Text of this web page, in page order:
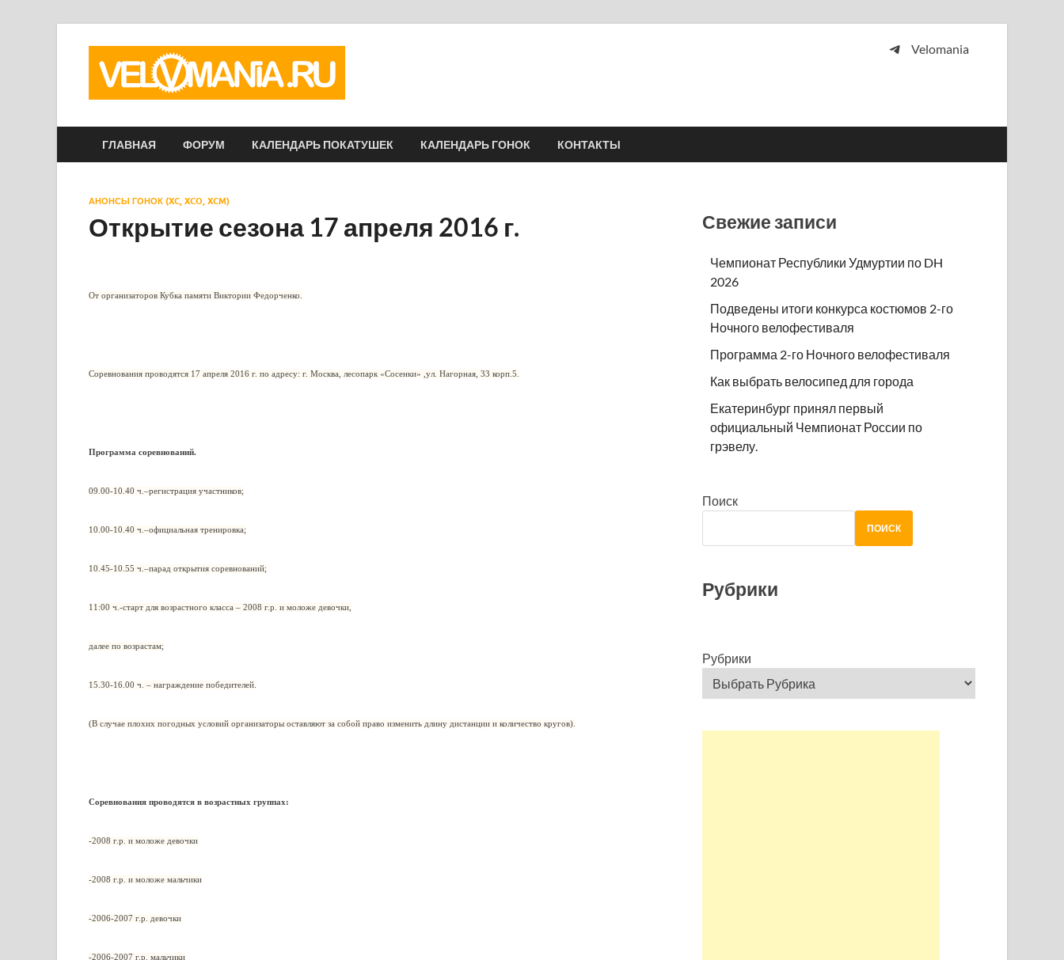
Velomania
ГЛАВНАЯ ФОРУМ КАЛЕНДАРЬ ПОКАТУШЕК КАЛЕНДАРЬ ГОНОК КОНТАКТЫ
АНОНСЫ ГОНОК (XC, XCO, XCM)
Открытие сезона 17 апреля 2016 г.
От организаторов Кубка памяти Виктории Федорченко.
Соревнования проводятся 17 апреля 2016 г. по адресу: г. Москва, лесопарк «Сосенки» ,ул. Нагорная, 33 корп.5.
Программа соревнований.
09.00-10.40 ч.–регистрация участников;
10.00-10.40 ч.–официальная тренировка;
10.45-10.55 ч.–парад открытия соревнований;
11:00 ч.-старт для возрастного класса – 2008 г.р. и моложе девочки,
далее по возрастам;
15.30-16.00 ч. – награждение победителей.
(В случае плохих погодных условий организаторы оставляют за собой право изменить длину дистанции и количество кругов).
Соревнования проводятся в возрастных группах:
-2008 г.р. и моложе девочки
-2008 г.р. и моложе мальчики
-2006-2007 г.р. девочки
-2006-2007 г.р. мальчики
Свежие записи
Чемпионат Республики Удмуртии по DH
2026
Подведены итоги конкурса костюмов 2-го
Ночного велофестиваля
Программа 2-го Ночного велофестиваля
Как выбрать велосипед для города
Екатеринбург принял первый
официальный Чемпионат России по
грэвелу.
Поиск
ПОИСК
Рубрики
Рубрики